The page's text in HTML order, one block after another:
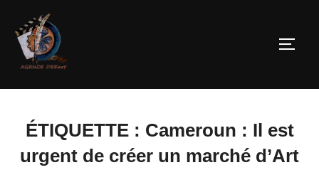
ÉTIQUETTE : Cameroun : Il est
urgent de créer un marché d’Art